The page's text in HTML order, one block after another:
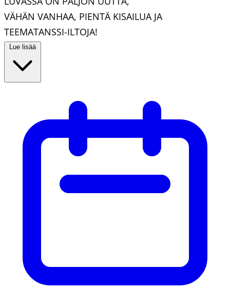
VÄHÄN VANHAA, PIENTÄ KISAILUA JA
TEEMATANSSI-ILTOJA!
Lue lisää